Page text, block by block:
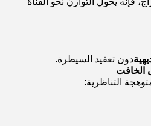
دون تعقيد السيطرة.
التناظرية: